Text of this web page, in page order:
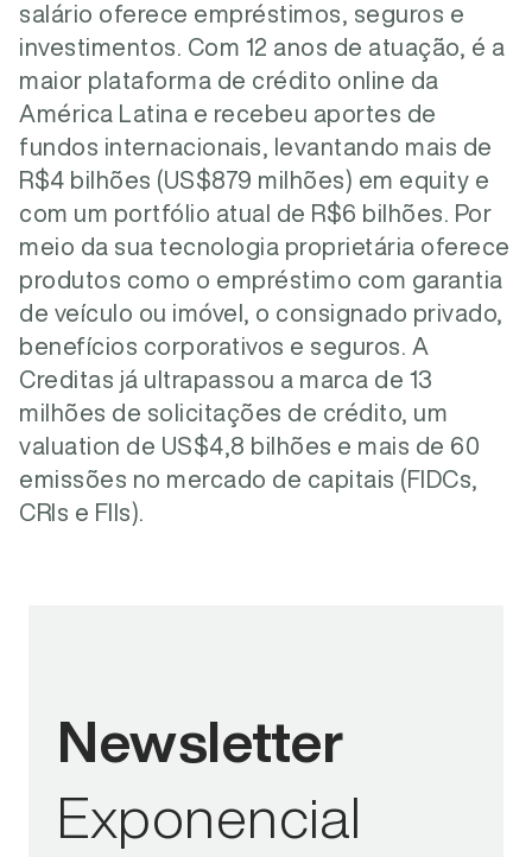
salário oferece empréstimos, seguros e
investimentos. Com 12 anos de atuação, é a
maior plataforma de crédito online da
América Latina e recebeu aportes de
fundos internacionais, levantando mais de
R$4 bilhões (US$879 milhões) em equity e
com um portfólio atual de R$6 bilhões. Por
meio da sua tecnologia proprietária oferece
produtos como o empréstimo com garantia
de veículo ou imóvel, o consignado privado,
benefícios corporativos e seguros. A
Creditas já ultrapassou a marca de 13
milhões de solicitações de crédito, um
valuation de US$4,8 bilhões e mais de 60
emissões no mercado de capitais (FIDCs,
CRIs e FIIs).
Newsletter
Exponencial